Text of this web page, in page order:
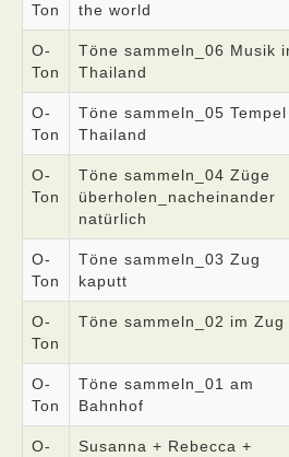
Ton
the world
O-
Ton
Töne sammeln_06 Musik
Thailand
O-
Ton
Töne sammeln_05 Tempel
Thailand
O-
Ton
Töne sammeln_04 Züge
überholen_nacheinander
natürlich
O-
Ton
Töne sammeln_03 Zug
kaputt
O-
Ton
Töne sammeln_02 im Zug
O-
Ton
Töne sammeln_01 am
Bahnhof
O- Susanna + Rebecca +